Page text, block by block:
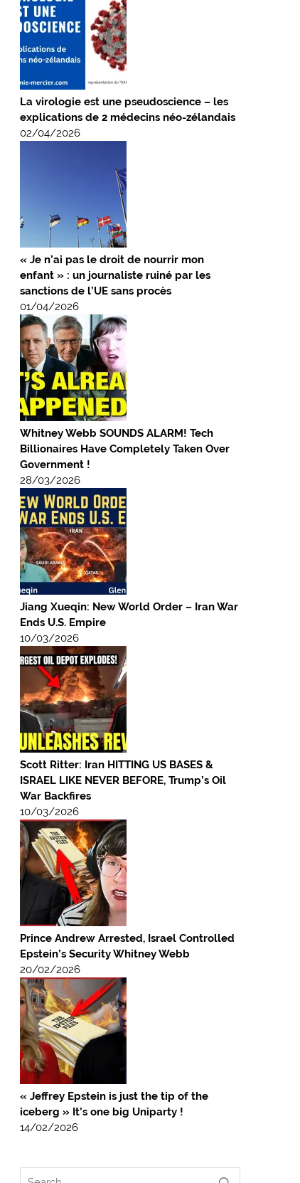
La virologie est une pseudoscience – les
explications de 2 médecins néo-zélandais
02/04/2026
« Je n’ai pas le droit de nourrir mon
enfant » : un journaliste ruiné par les
sanctions de l’UE sans procès
01/04/2026
Whitney Webb SOUNDS ALARM! Tech
Billionaires Have Completely Taken Over
Government !
28/03/2026
Jiang Xueqin: New World Order – Iran War
Ends U.S. Empire
10/03/2026
Scott Ritter: Iran HITTING US BASES &
ISRAEL LIKE NEVER BEFORE, Trump’s Oil
War Backfires
10/03/2026
Prince Andrew Arrested, Israel Controlled
Epstein’s Security Whitney Webb
20/02/2026
« Jeffrey Epstein is just the tip of the
iceberg » It’s one big Uniparty !
14/02/2026